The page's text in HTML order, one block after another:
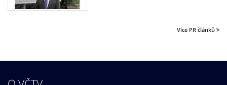
Více PR článků